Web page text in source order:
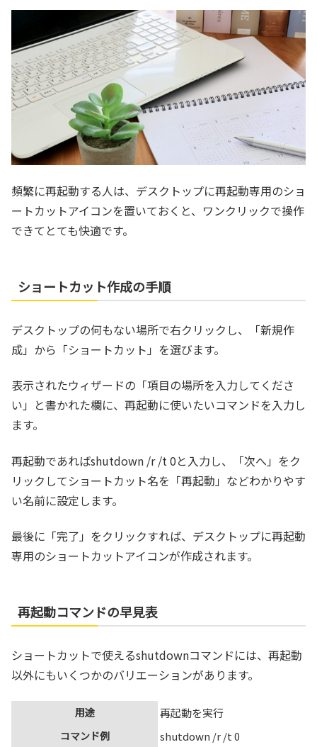
頻繁に再起動する人は、デスクトップに再起動専用のショ
ートカットアイコンを置いておくと、ワンクリックで操作
できてとても快適です。
ショートカット作成の手順
デスクトップの何もない場所で右クリックし、「新規作
成」から「ショートカット」を選びます。
表示されたウィザードの「項目の場所を入力してくださ
い」と書かれた欄に、再起動に使いたいコマンドを入力し
ます。
再起動であればshutdown /r /t 0と入力し、「次へ」をク
リックしてショートカット名を「再起動」などわかりやす
い名前に設定します。
最後に「完了」をクリックすれば、デスクトップに再起動
専用のショートカットアイコンが作成されます。
再起動コマンドの早見表
ショートカットで使えるshutdownコマンドには、再起動
以外にもいくつかのバリエーションがあります。
用途 再起動を実行
コマンド例 shutdown /r /t 0